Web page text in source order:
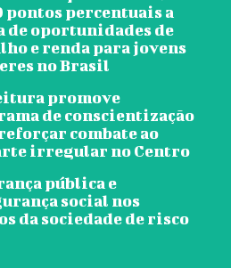
pontos percentuais a
de oportunidades de
e renda para jovens
no Brasil
promove
de conscientização
combate ao
irregular no Centro
pública e
social nos
da sociedade de risco